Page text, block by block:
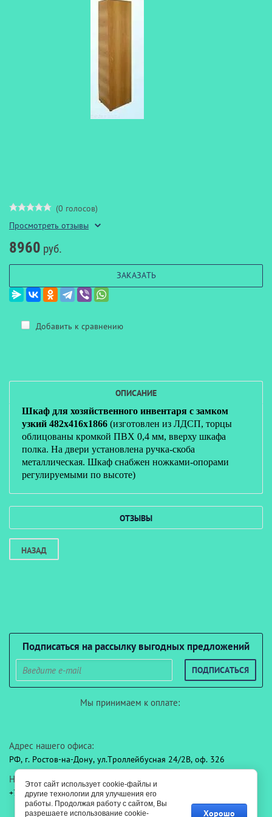
(0 голосов)
Просмотреть отзывы
8960 руб.
ЗАКАЗАТЬ
Добавить к сравнению
ОПИСАНИЕ
Шкаф для хозяйственного инвентаря с замком
узкий 482х416х1866 (изготовлен из ЛДСП, торцы
облицованы кромкой ПВХ 0,4 мм, вверху шкафа
полка. На двери установлена ручка-скоба
металлическая. Шкаф снабжен ножками-опорами
регулируемыми по высоте)
ОТЗЫВЫ
НАЗАД
Подписаться на рассылку выгодных предложений
ПОДПИСАТЬСЯ
Мы принимаем к оплате:
Адрес нашего офиса:
РФ, г. Ростов-на-Дону, ул.Троллейбусная 24/2В, оф. 326
Наши контакты:
+7 (960) 455-10-33 medex-asm@yandex.ru
Этот сайт использует cookie-файлы и
другие технологии для улучшения его
работы. Продолжая работу с сайтом, Вы
разрешаете использование cookie-
Хорошо